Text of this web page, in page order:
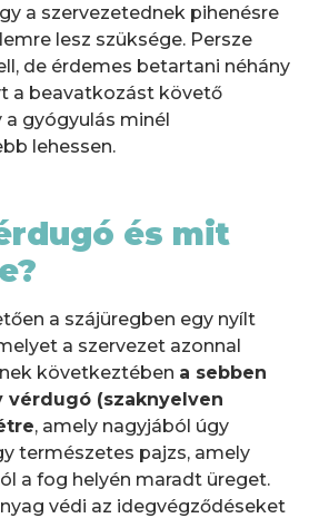
a szervezetednek pihenésre
lesz szüksége. Persze
de érdemes betartani néhány
a beavatkozást követő
a gyógyulás minél
lehessen.
és mit
a szájüregben egy nyílt
a szervezet azonnal
következtében a sebben
vérdugó (szaknyelven
, amely nagyjából úgy
természetes pajzs, amely
a fog helyén maradt üreget.
védi az idegvégződéseket